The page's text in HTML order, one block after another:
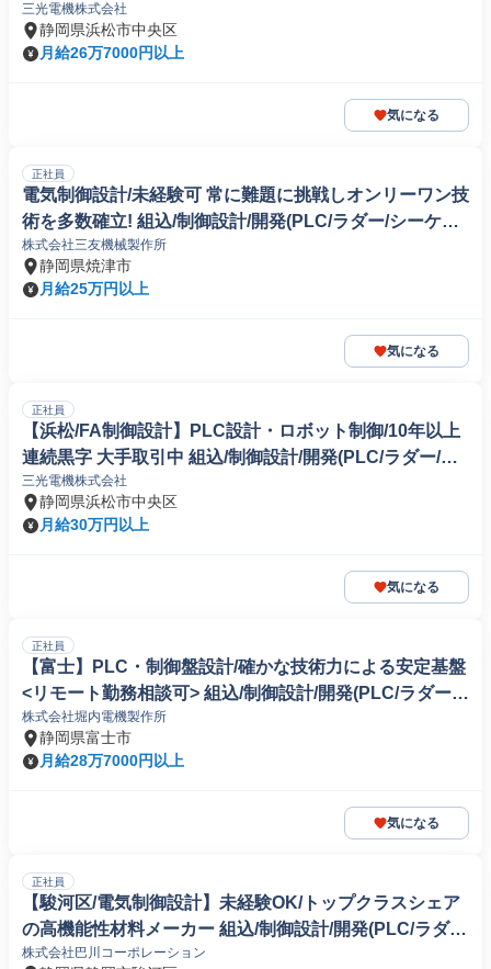
ンス制御)
三光電機株式会社
静岡県浜松市中央区
月給26万7000円以上
気になる
正社員
電気制御設計/未経験可 常に難題に挑戦しオンリーワン技
術を多数確立! 組込/制御設計/開発(PLC/ラダー/シーケン
ス制御)
株式会社三友機械製作所
静岡県焼津市
月給25万円以上
気になる
正社員
【浜松/FA制御設計】PLC設計・ロボット制御/10年以上
連続黒字 大手取引中 組込/制御設計/開発(PLC/ラダー/シ
ーケンス制御)
三光電機株式会社
静岡県浜松市中央区
月給30万円以上
気になる
正社員
【富士】PLC・制御盤設計/確かな技術力による安定基盤
<リモート勤務相談可> 組込/制御設計/開発(PLC/ラダー/
シーケンス制御)
株式会社堀内電機製作所
静岡県富士市
月給28万7000円以上
気になる
正社員
【駿河区/電気制御設計】未経験OK/トップクラスシェア
の高機能性材料メーカー 組込/制御設計/開発(PLC/ラダ
ー/シーケンス制御)
株式会社巴川コーポレーション